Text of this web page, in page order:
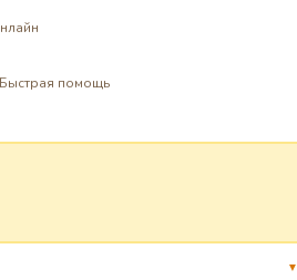
Быстрая помощь